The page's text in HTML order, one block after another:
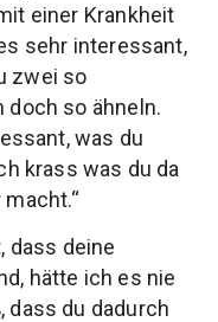
einer Krankheit
sehr interessant,
zwei so
so ähneln.
was du
krass was du da
dass deine
hätte ich es nie
dass du dadurch